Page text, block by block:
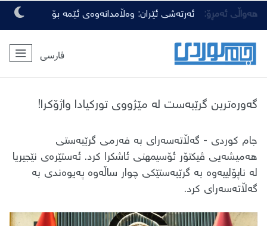
هەواڵی ئەمڕۆ: ئەرتەشی ئێران: وەڵامدانەوەی ئێمە بۆ
هەرچەشنە دەستدرێژیەکی دوژمنان، توندتر
و کەمەرشکێنتر دەبێت
فارسی
گەورەترین گرێبەست له مێژووی تورکیادا واژۆکرا!
جام کوردی - گەڵاتەسەرای بە فەرمی گرێبەستی
هەمیشەیی ڤیکتۆر ئۆسیمهنی ئاشکرا کرد. ئەستێرەی نێجیریا
لە ناپۆلییەوە بە گرێبەستێکی چوار ساڵەوە پەیوەندی بە
گەڵاتەسەرای کرد.